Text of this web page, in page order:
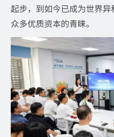
起步，到如今已成为世界
众多优质资本的青睐。